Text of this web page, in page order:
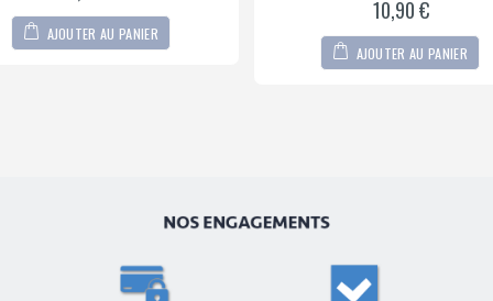
10,90€
AJOUTER AU PANIER
AJOUTER AU PANIER